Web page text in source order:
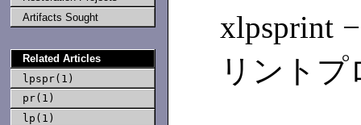
Artifacts Sought
Related Articles
lpspr(1)
pr(1)
lp(1)
xlpsprint
リント